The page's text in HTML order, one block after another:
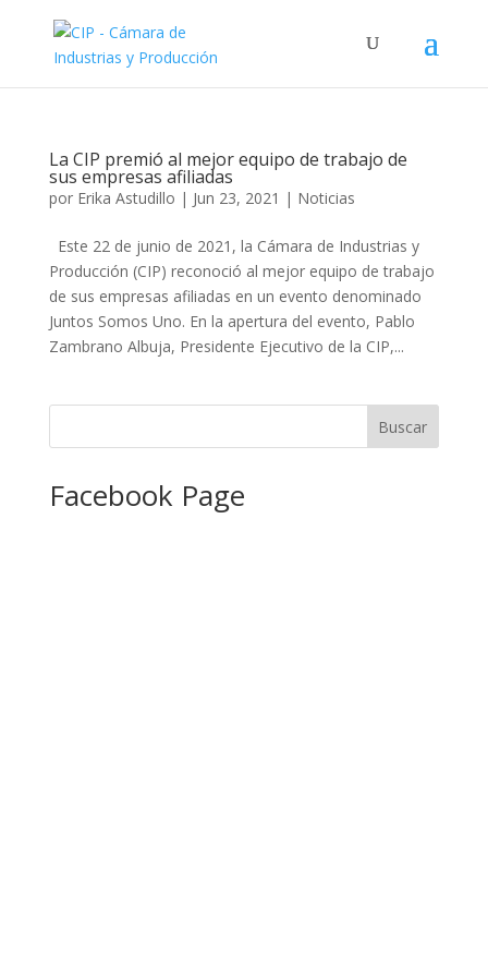
La CIP premió al mejor equipo de trabajo de
sus empresas afiliadas
por Erika Astudillo | Jun 23, 2021 | Noticias
Este 22 de junio de 2021, la Cámara de Industrias y
Producción (CIP) reconoció al mejor equipo de trabajo
de sus empresas afiliadas en un evento denominado
Juntos Somos Uno. En la apertura del evento, Pablo
Zambrano Albuja, Presidente Ejecutivo de la CIP,...
Facebook Page